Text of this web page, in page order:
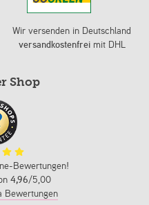
Wir versenden in Deutschland
versandkostenfreimit DHL
Shop
Bewertungen!
4,96/5,00
Bewertungen